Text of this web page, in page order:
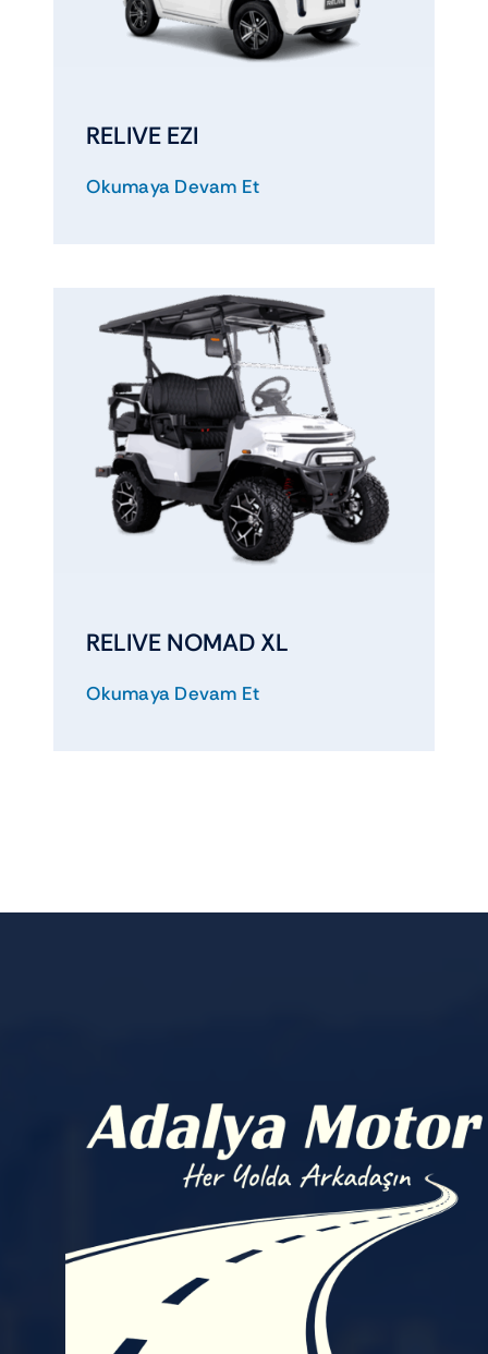
Racing motorlar
RELIVE EZI
Okumaya Devam Et
RELIVE NOMAD XL
Okumaya Devam Et